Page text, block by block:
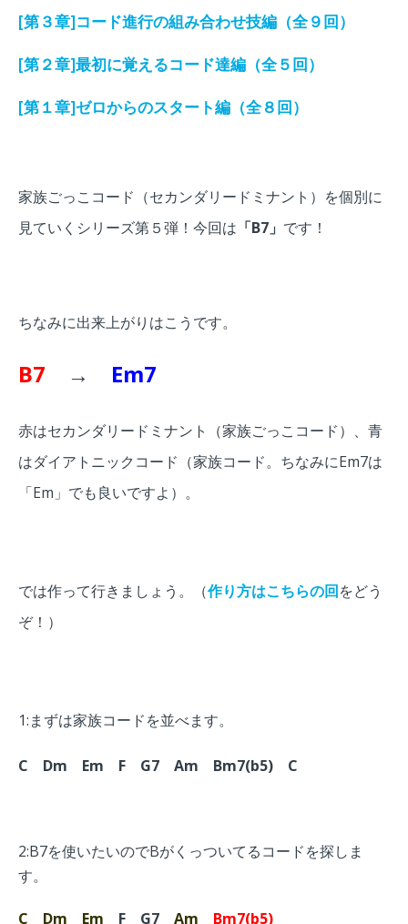
[第３章]コード進行の組み合わせ技編（全９回）
[第２章]最初に覚えるコード達編（全５回）
[第１章]ゼロからのスタート編（全８回）
家族ごっこコード（セカンダリードミナント）を個別に
見ていくシリーズ第５弾！今回は 「B7」 です！
ちなみに出来上がりはこうです。
B7 → Em7
赤はセカンダリードミナント（家族ごっこコード）、青
はダイアトニックコード（家族コード。ちなみにEm7は
「Em」でも良いですよ ）。
では作って行きましょう。（作り方はこちらの回をどう
ぞ！）
1:まずは家族コードを並べます。
C Dm Em F G7 Am Bm7(b5) C
2:B7を使いたいのでBがくっついてるコードを探しま
す。
C Dm Em F G7 Am Bm7(b5)